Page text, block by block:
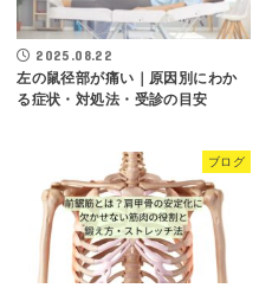
2025.08.22
左の鼠径部が痛い｜原因別にわか
る症状・対処法・受診の目安
ブログ